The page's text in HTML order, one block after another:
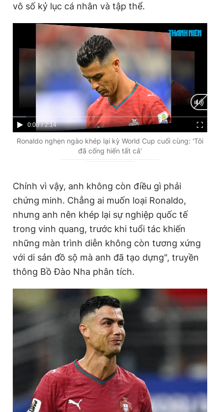
vô số kỷ lục cá nhân và tập thể.
C
u
e
n
t
T
i
m
e
0:00 / D
u
t
i
o
n
2:14
Ronaldo nghẹn ngào khép lại kỳ World Cup cuối cùng: 'Tôi
đã cống hiến tất cả'
Chính vì vậy, anh không còn điều gì phải
chứng minh. Chẳng ai muốn loại Ronaldo,
nhưng anh nên khép lại sự nghiệp quốc tế
trong vinh quang, trước khi tuổi tác khiến
những màn trình diễn không còn tương xứng
với di sản đồ sộ mà anh đã tạo dựng", truyền
thông Bồ Đào Nha phân tích.